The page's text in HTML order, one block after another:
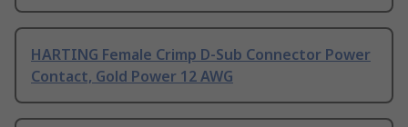
HARTING Female Crimp D-Sub Connector Power
Contact, Gold Power 12 AWG